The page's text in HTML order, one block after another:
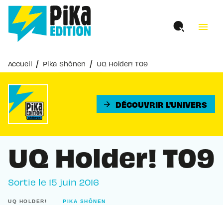
MENU RECHERCHE
PIED DE PAGE
menu
Accueil / Pika Shônen / UQ Holder! T09
arrow_forward DÉCOUVRIR L'UNIVERS
UQ Holder! T09
Sortie le 15 juin 2016
UQ HOLDER! PIKA SHÔNEN